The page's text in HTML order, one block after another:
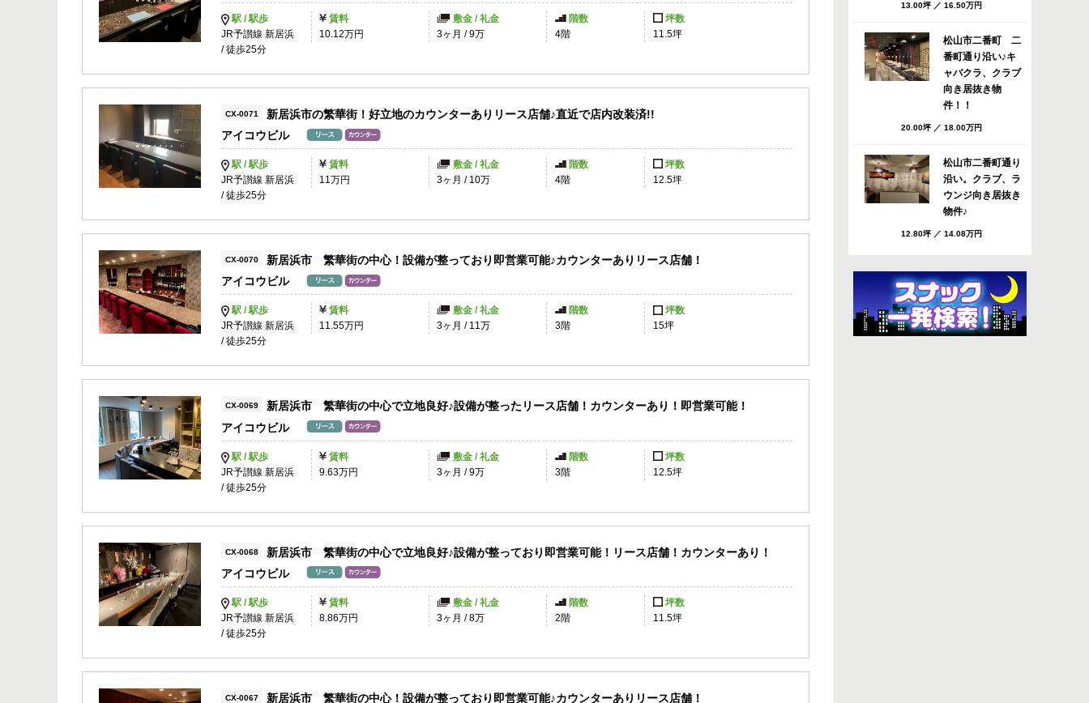
駅 / 駅歩
JR予讃線 新居浜
/ 徒歩25分
賃料
10.12万円
敷金 / 礼金
3ヶ月 /9万
階数
4階
坪数
11.5坪
CX-0071
新居浜市の繁華街！好立地のカウンターありリース店舗♪直近で店内改装済!!
アイコウビル
駅 / 駅歩
JR予讃線 新居浜
/ 徒歩25分
賃料
11万円
敷金 / 礼金
3ヶ月 / 10万
階数
4階
坪数
12.5坪
CX-0070
新居浜市 繁華街の中心！設備が整っており即営業可能♪カウンターありリース店舗！
アイコウビル
駅 / 駅歩
JR予讃線 新居浜
/ 徒歩25分
賃料
11.55万円
敷金 / 礼金
3ヶ月 / 11万
階数
3階
坪数
15坪
CX-0069
新居浜市 繁華街の中心で立地良好♪設備が整ったリース店舗！カウンターあり！即営業可能！
アイコウビル
駅 / 駅歩
JR予讃線 新居浜
/ 徒歩25分
賃料
9.63万円
敷金 / 礼金
3ヶ月 /9万
階数
3階
坪数
12.5坪
CX-0068
新居浜市 繁華街の中心で立地良好♪設備が整っており即営業可能！リース店舗！カウンターあり！
アイコウビル
駅 / 駅歩
JR予讃線 新居浜
/ 徒歩25分
賃料
8.86万円
敷金 / 礼金
3ヶ月 /8万
階数
2階
坪数
11.5坪
CX-0067
新居浜市 繁華街の中心！設備が整っており即営業可能♪カウンターありリース店舗！
13.00坪 ／ 16.50万円
松山市二番町 二
番町通り沿い♪キ
ャバクラ、クラブ
向き居抜き物
件！！
20.00坪 ／ 18.00万円
松山市二番町通り
沿い。クラブ、ラ
ウンジ向き居抜き
物件♪
12.80坪 ／ 14.08万円
松山市 八坂通り
すぐのバー・スナ
ック向き居抜き店
舗！共益費・ごみ
処理費サービ